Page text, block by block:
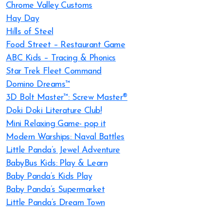
Chrome Valley Customs
Hay Day
Hills of Steel
Food Street – Restaurant Game
ABC Kids – Tracing & Phonics
Star Trek Fleet Command
Domino Dreams™
3D Bolt Master™: Screw Master®
Doki Doki Literature Club!
Mini Relaxing Game- pop it
Modern Warships: Naval Battles
Little Panda’s Jewel Adventure
BabyBus Kids: Play & Learn
Baby Panda’s Kids Play
Baby Panda’s Supermarket
Little Panda’s Dream Town